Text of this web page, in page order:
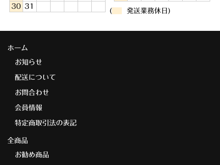
30 31
( 発送業務休日)
ホーム
お知らせ
配送について
お問合わせ
会員情報
特定商取引法の表記
全商品
お勧め商品